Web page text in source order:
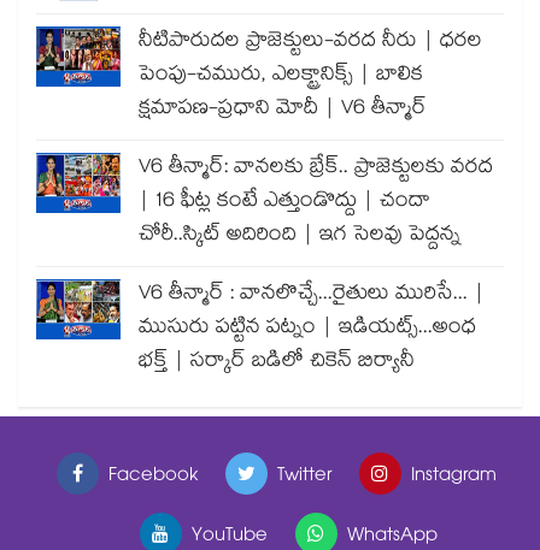
నీటిపారుదల ప్రాజెక్టులు-వరద నీరు | ధరల
పెంపు-చమురు, ఎలక్ట్రానిక్స్ | బాలిక
క్షమాపణ-ప్రధాని మోదీ | V6 తీన్మార్
V6 తీన్మార్: వానలకు బ్రేక్.. ప్రాజెక్టులకు వరద
| 16 ఫీట్ల కంటే ఎత్తుండొద్దు | చందా
చోరీ..స్కిట్ అదిరింది | ఇగ సెలవు పెద్దన్న
V6 తీన్మార్ : వానలొచ్చే...రైతులు మురిసే... |
ముసురు పట్టిన పట్నం | ఇడియట్స్...అంధ
భక్త్ | సర్కార్ బడిలో చికెన్ బిర్యానీ
Facebook Twitter
Instagram
YouTube
WhatsApp